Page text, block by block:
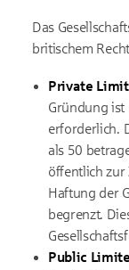
Das
britischem
Private
Gründung ist
erforderlich.
als 50
öffentlich zur
Haftung der
begrenzt.
Public